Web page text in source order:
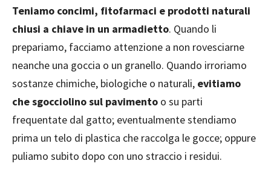
Teniamo concimi, fitofarmaci e prodotti naturali
chiusi a chiave in un armadietto. Quando li
prepariamo, facciamo attenzione a non rovesciarne
neanche una goccia o un granello. Quando irroriamo
sostanze chimiche, biologiche o naturali, evitiamo
che sgocciolino sul pavimento o su parti
frequentate dal gatto; eventualmente stendiamo
prima un telo di plastica che raccolga le gocce; oppure
puliamo subito dopo con uno straccio i residui.